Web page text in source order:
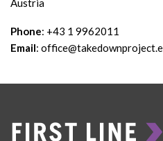
Austria
Phone: +43 1 9962011
Email: